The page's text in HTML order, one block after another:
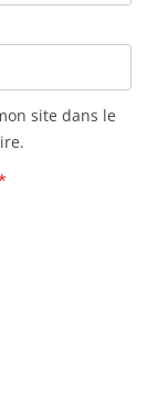
site dans le